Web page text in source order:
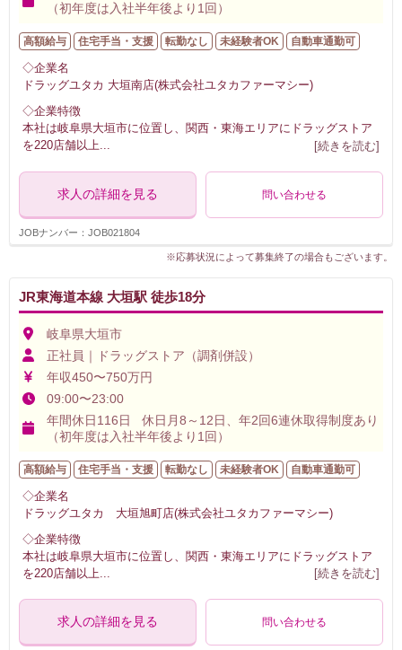
（初年度は入社半年後より1回）
高額給与 住宅手当・支援 転勤なし 未経験者OK 自動車通勤可
◇企業名
ドラッグユタカ 大垣南店(株式会社ユタカファーマシー)
◇企業特徴
本社は岐阜県大垣市に位置し、関西・東海エリアにドラッグストア
を220店舗以上... [続きを読む]
求人の詳細を見る 問い合わせる
JOBナンバー：JOB021804
※応募状況によって募集終了の場合もございます。
JR東海道本線 大垣駅 徒歩18分
岐阜県大垣市
正社員｜ドラッグストア（調剤併設）
年収450〜750万円
09:00〜23:00
年間休日116日 休日月8～12日、年2回6連休取得制度あり
（初年度は入社半年後より1回）
高額給与 住宅手当・支援 転勤なし 未経験者OK 自動車通勤可
◇企業名
ドラッグユタカ 大垣旭町店(株式会社ユタカファーマシー)
◇企業特徴
本社は岐阜県大垣市に位置し、関西・東海エリアにドラッグストア
を220店舗以上
[続きを読む]
求人の詳細を見る 問い合わせる